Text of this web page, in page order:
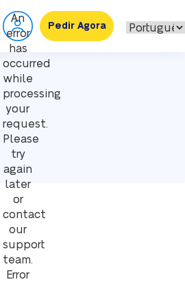
An
error
has
occurred
while
processing
your
request.
Please
try
again
later
or
contact
our
support
team.
Error
Pedir Agora